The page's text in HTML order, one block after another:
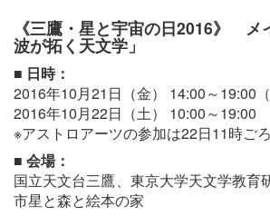
《三鷹・星と宇宙の日2016》 メ
波が拓く天文学」
■ 日時：
2016年10月21日（金） 14:00～19:00（
2016年10月22日（土） 10:00～19:00
※アストロアーツの参加は22日11時ご
■ 会場：
国立天文台三鷹、東京大学天文学教育
市星と森と絵本の家